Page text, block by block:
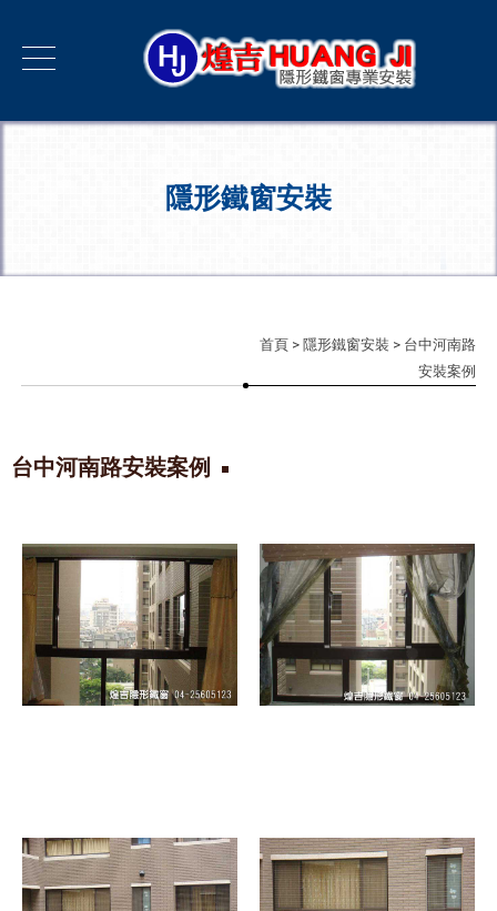
隱形鐵窗安裝
首頁 > 隱形鐵窗安裝 > 台中河南路
安裝案例
台中河南路安裝案例